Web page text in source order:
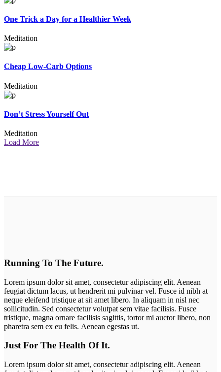
One Trick a Day for a Healthier Week
Meditation
Cheap Low-Carb Options
Meditation
Don’t Stress Yourself Out
Meditation
Load More
Running To The Future.
Lorem ipsum dolor sit amet, consectetur adipiscing elit. Aenean
feugiat dictum lacus, ut hendrerit mi pulvinar vel. Fusce id nibh at
neque eleifend tristique at sit amet libero. In aliquam in nisl nec
sollicitudin. Sed consectetur volutpat sem vitae facilisis. Fusce
tristique, magna ornare facilisis sagittis, tortor mi auctor libero, non
pharetra sem ex eu felis. Aenean egestas ut.
Just For The Health Of It.
Lorem ipsum dolor sit amet, consectetur adipiscing elit. Aenean